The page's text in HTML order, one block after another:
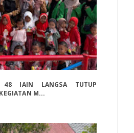
48 IAIN LANGSA TUTUP
M...